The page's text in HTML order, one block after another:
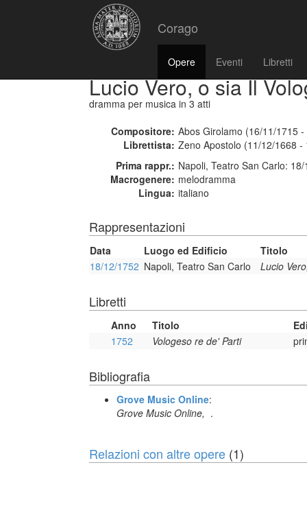
Corago
Opere Eventi Libretti
Lucio Vero, o sia Il
dramma per musica in 3 atti
Compositore: Abos Girolamo (16/11/1715
Librettista: Zeno Apostolo (11/12/1668 -
Prima rappr.: Napoli, Teatro San Carlo:
Macrogenere: melodramma
Lingua: italiano
Rappresentazioni
Data Luogo ed Edificio
Titolo
18/12/1752 Napoli, Teatro San Carlo Lucio
Libretti
Anno Titolo
1752
Vologeso re de' Parti
Bibliografia
Grove Music Online:
Grove Music Online, .
Relazioni con altre opere (1)